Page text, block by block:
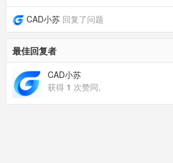
CAD小苏 回复了问题
最佳回复者
CAD小苏
获得 1 次赞同,